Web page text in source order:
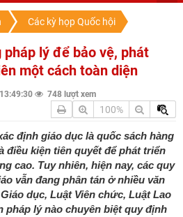
Các kỳ họp Quốc hội
lý để bảo vệ, phát
một cách toàn diện
748 lượt xem
100%
định giáo dục là quốc sách hàng
điều kiện tiên quyết để phát triển
cao. Tuy nhiên, hiện nay, các quy
vẫn đang phân tán ở nhiều văn
dục, Luật Viên chức, Luật Lao
lý nào chuyên biệt quy định